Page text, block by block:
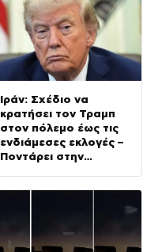
Ιράν: Σχέδιο να
κρατήσει τον Τραμπ
στον πόλεμο έως τις
ενδιάμεσες εκλογές –
Ποντάρει στην